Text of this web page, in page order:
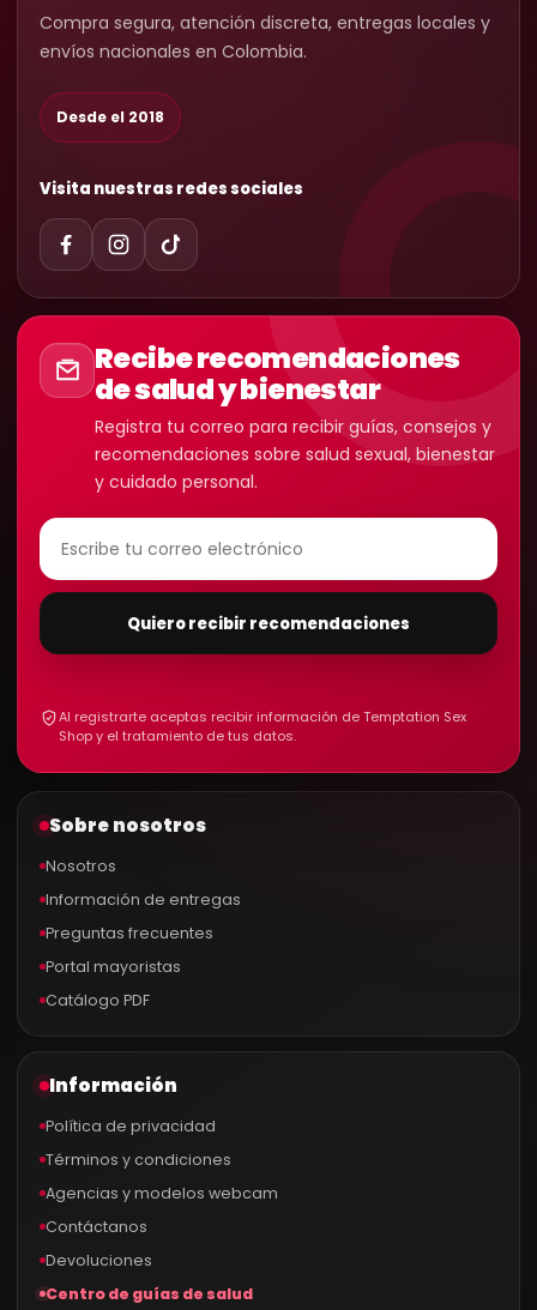
Compra segura, atención discreta, entregas locales y
envíos nacionales en Colombia.
Desde el 2018
Visita nuestras redes sociales
Recibe recomendaciones
de salud y bienestar
Registra tu correo para recibir guías, consejos y
recomendaciones sobre salud sexual, bienestar
y cuidado personal.
Quiero recibir recomendaciones
Al registrarte aceptas recibir información de Temptation Sex
Shop y el tratamiento de tus datos.
Sobre nosotros
Nosotros
Información de entregas
Preguntas frecuentes
Portal mayoristas
Catálogo PDF
Información
Política de privacidad
Términos y condiciones
Agencias y modelos webcam
Contáctanos
Devoluciones
Centro de guías de salud